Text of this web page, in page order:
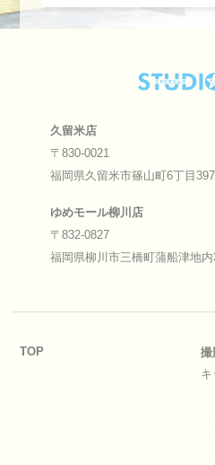
久留米店
〒830-0021
福岡県久留米市篠山町6丁目
ゆめモール柳川店
〒832-0827
福岡県柳川市三橋町蒲船津地内
TOP
撮
キ